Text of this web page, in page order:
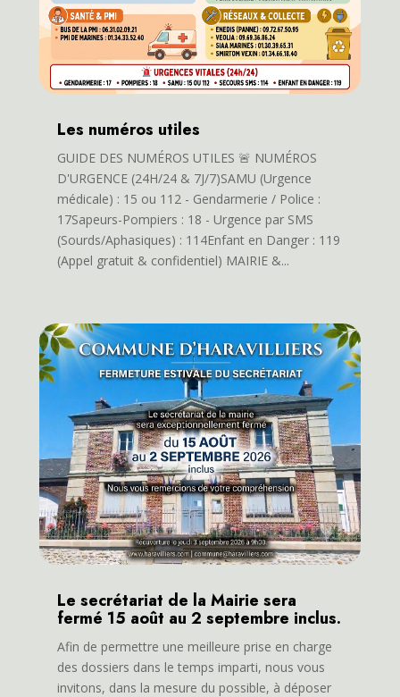
Les numéros utiles
GUIDE DES NUMÉROS UTILES 🚨 NUMÉROS
D'URGENCE (24H/24 & 7J/7)SAMU (Urgence
médicale) : 15 ou 112 - Gendarmerie / Police :
17Sapeurs-Pompiers : 18 - Urgence par SMS
(Sourds/Aphasiques) : 114Enfant en Danger : 119
(Appel gratuit & confidentiel) MAIRIE &...
Le secrétariat de la Mairie sera
fermé 15 août au 2 septembre inclus.
Afin de permettre une meilleure prise en charge
des dossiers dans le temps imparti, nous vous
invitons, dans la mesure du possible, à déposer